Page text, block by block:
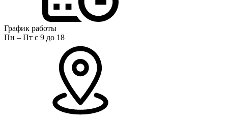
График работы
Пн – Пт с 9 до 18